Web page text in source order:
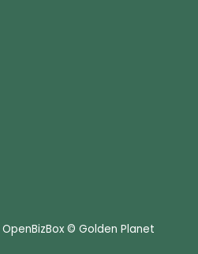
OpenBizBox© Golden Planet